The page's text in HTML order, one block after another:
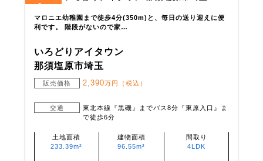
1
マロニエ幼稚園まで徒歩4分(350m)と、毎日の送り迎えに便
利です。 階段がないので家…
いろどりアイタウン
那須塩原市埼玉
販売価格 2,390万円（税込）
交通
東北本線『黒磯』までバス8分『東原入口』ま
で徒歩6分
土地面積
233.39m²
建物面積
96.55m²
間取り
4LDK